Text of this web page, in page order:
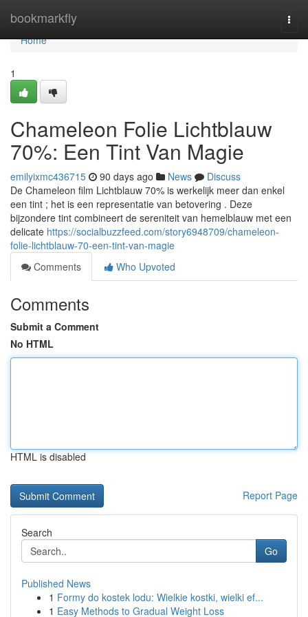
bookmarkfly
Home
Home
1
Chameleon Folie Lichtblauw
70%: Een Tint Van Magie
emilyixmc436715 90 days ago News
Discuss
De Chameleon film Lichtblauw 70% is werkelijk meer dan enkel
een tint ; het is een representatie van betovering . Deze
bijzondere tint combineert de sereniteit van hemelblauw met een
delicate https://socialbuzzfeed.com/story6948709/chameleon-
folie-lichtblauw-70-een-tint-van-magie
Comments
Who Upvoted
Comments
Submit a Comment
No HTML
HTML is disabled
Report Page
Search
Go
Published News
1 Formy do kostek lodu: Wielkie kostki, wielki ef...
1 Easy Methods to Gradual Weight Loss